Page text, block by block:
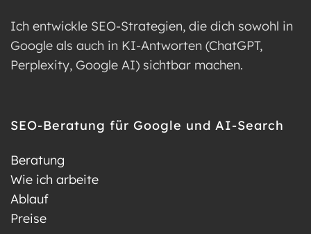
Ich entwickle SEO-Strategien, die dich sowohl in
Google als auch in KI-Antworten (ChatGPT,
Perplexity, Google AI) sichtbar machen.
SEO-Beratung für Google und AI-Search
Beratung
Wie ich arbeite
Ablauf
Preise